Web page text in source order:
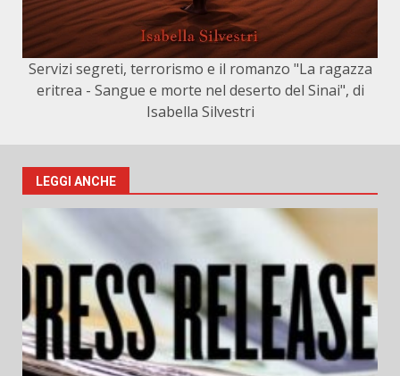
Servizi segreti, terrorismo e il romanzo "La ragazza
eritrea - Sangue e morte nel deserto del Sinai", di
Isabella Silvestri
LEGGI ANCHE